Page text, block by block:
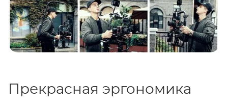
Прекрасная эргономика